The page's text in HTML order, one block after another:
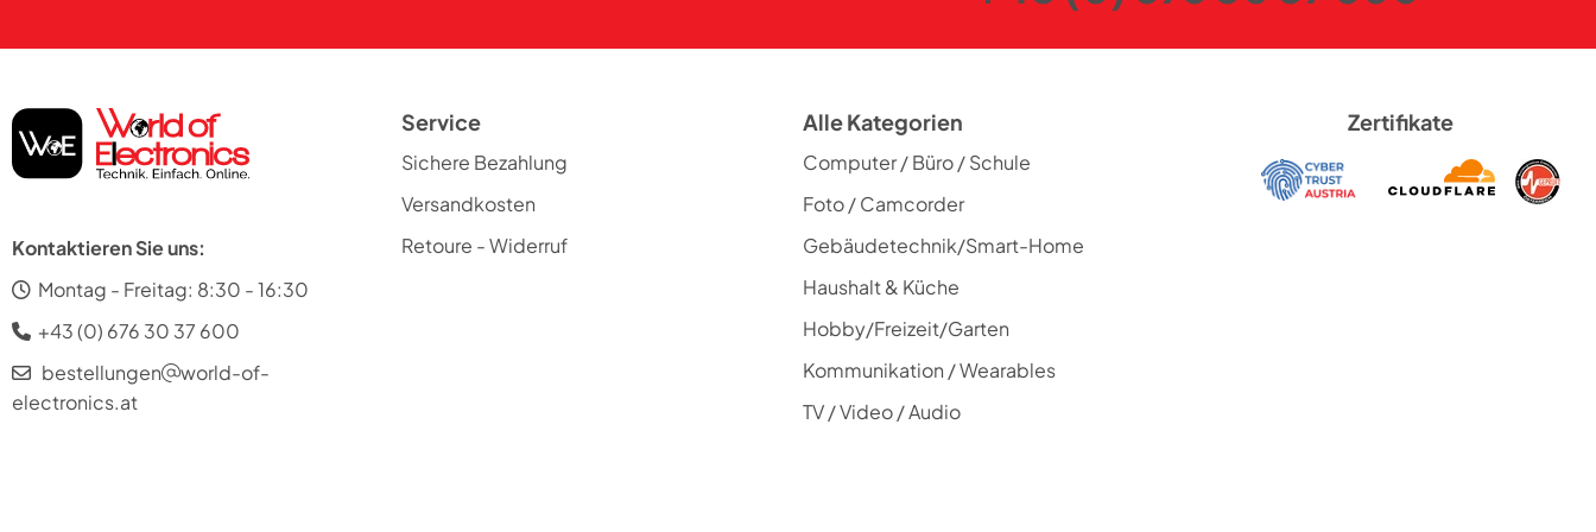
Kontaktieren Sie uns:
Montag - Freitag: 8:30 - 16:30
+43 (0) 676 30 37 600
bestellungen
world-of-
electronics.at
Service
Sichere Bezahlung
Versandkosten
Retoure - Widerruf
Alle Kategorien
Computer / Büro / Schule
Foto / Camcorder
Gebäudetechnik/Smart-Home
Haushalt & Küche
Hobby/Freizeit/Garten
Kommunikation / Wearables
TV / Video / Audio
Zertifikate